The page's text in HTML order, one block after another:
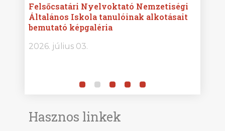
Felsőcsatári Nyelvoktató Nemzetiségi
Általános Iskola tanulóinak alkotásait
bemutató képgaléria
2026. július 03.
Hasznos linkek